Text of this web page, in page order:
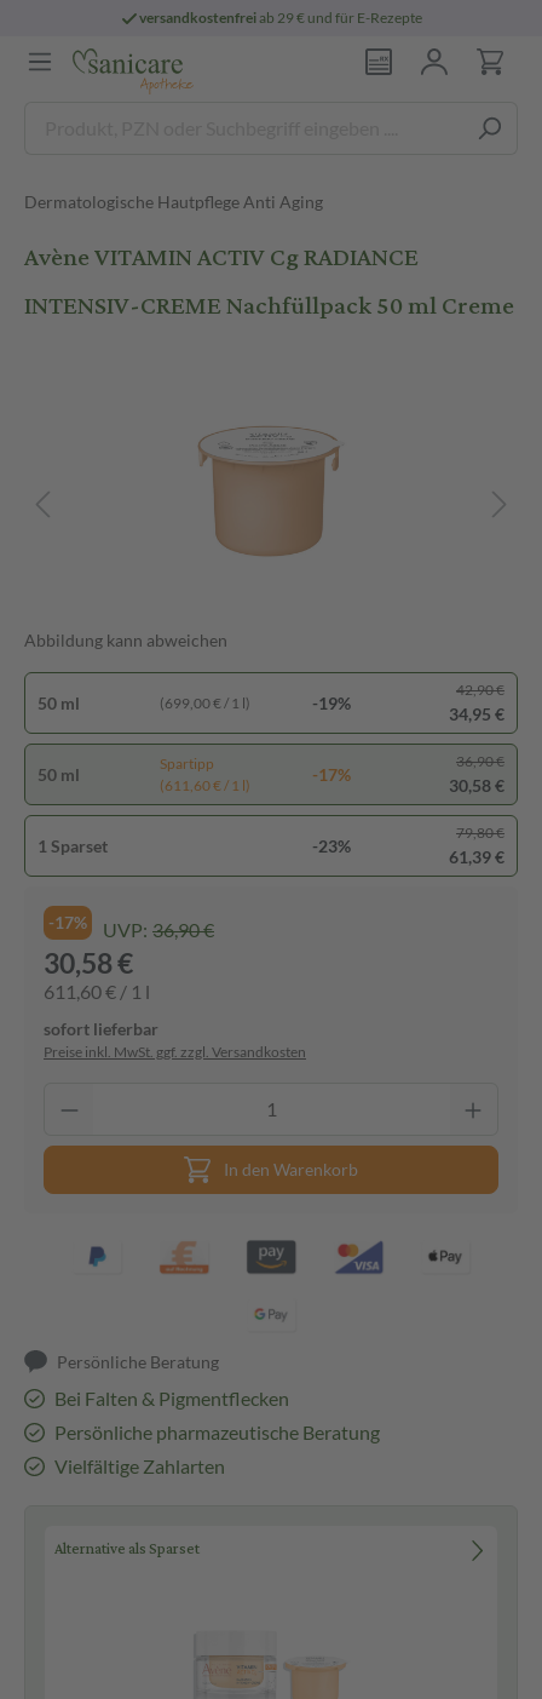
versandkostenfreiab 29 € und für E-Rezepte
Dermatologische Hautpflege Anti Aging
Avène VITAMIN ACTIV Cg RADIANCE
INTENSIV-CREME Nachfüllpack 50 ml Creme
Abbildung kann abweichen
50 ml (699,00 € / 1 l) -19%
42,90 €
34,95 €
50 ml
Spartipp
(611,60 € / 1 l)
-17%
36,90 €
30,58 €
1 Sparset -23%
79,80 €
61,39 €
-17% UVP: 36,90 €
30,58 €
611,60 € / 1 l
sofort lieferbar
Preise inkl. MwSt. ggf. zzgl. Versandkosten
In den Warenkorb
Persönliche Beratung
Bei Falten & Pigmentflecken
Persönliche pharmazeutische Beratung
Vielfältige Zahlarten
Alternative als Sparset